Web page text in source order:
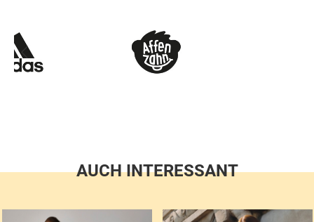
AUCH INTERESSANT